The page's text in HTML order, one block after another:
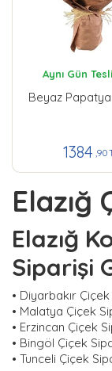
Aynı Gün
Beyaz
1384 ,90
Elazığ
Elazığ
Siparişi
• Diyarbakır
• Malatya Çiçek
• Erzincan Çiçek
• Bingöl Çiçek
• Tunceli Çiçek